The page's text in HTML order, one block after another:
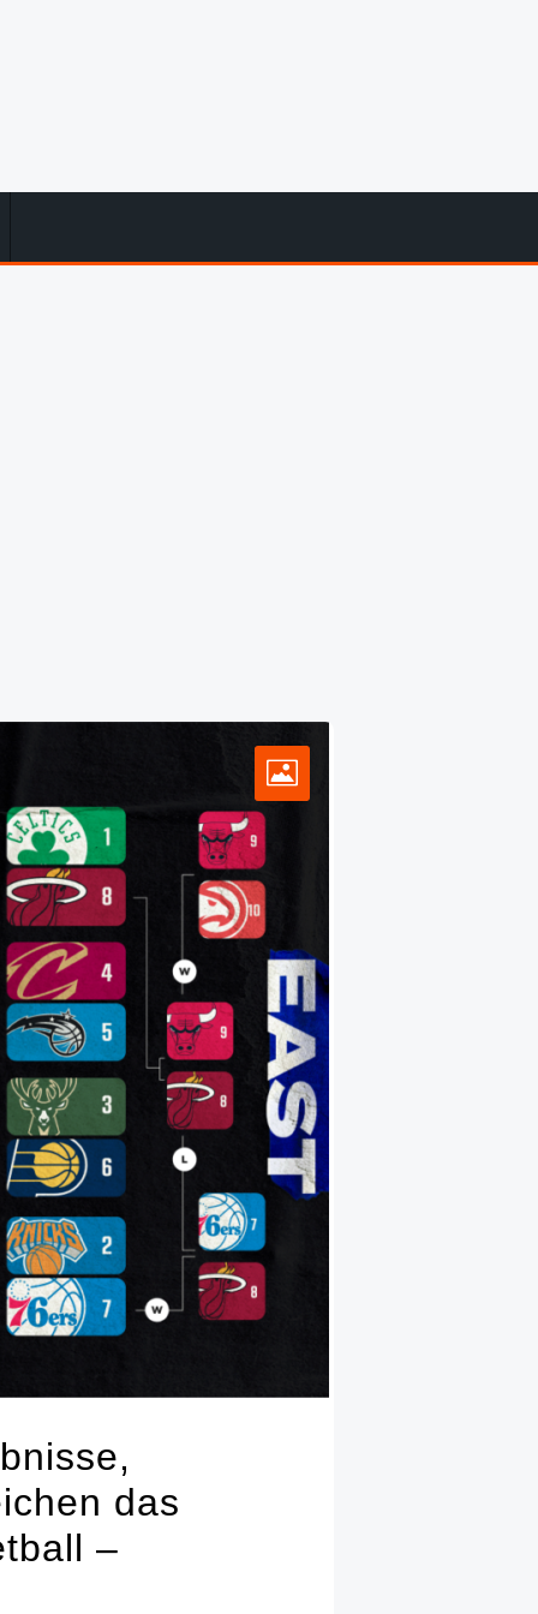
das
–